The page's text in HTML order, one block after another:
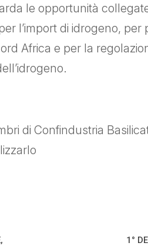
le opportunità
l’import di idrogeno, per
Africa e per la
di Confindustria
1°